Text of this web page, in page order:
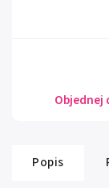
Objednej
Popis